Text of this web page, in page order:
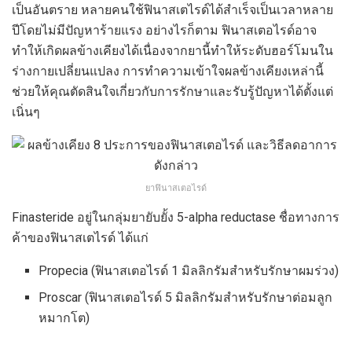
เป็นอันตราย หลายคนใช้ฟินาสเตไรด์ได้สำเร็จเป็นเวลาหลาย
ปีโดยไม่มีปัญหาร้ายแรง อย่างไรก็ตาม ฟินาสเตอไรด์อาจ
ทำให้เกิดผลข้างเคียงได้เนื่องจากยานี้ทำให้ระดับฮอร์โมนใน
ร่างกายเปลี่ยนแปลง การทำความเข้าใจผลข้างเคียงเหล่านี้
ช่วยให้คุณตัดสินใจเกี่ยวกับการรักษาและรับรู้ปัญหาได้ตั้งแต่
เนิ่นๆ
ยาฟินาสเตอไรด์
Finasteride อยู่ในกลุ่มยายับยั้ง 5-alpha reductase ชื่อทางการ
ค้าของฟินาสเตไรด์ ได้แก่
Propecia (ฟินาสเตอไรด์ 1 มิลลิกรัมสำหรับรักษาผมร่วง)
Proscar (ฟินาสเตอไรด์ 5 มิลลิกรัมสำหรับรักษาต่อมลูก
หมากโต)